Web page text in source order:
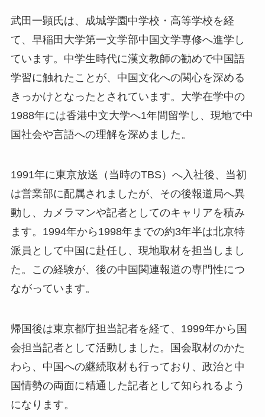
武田一顕氏は、成城学園中学校・高等学校を経
て、早稲田大学第一文学部中国文学専修へ進学し
ています。中学生時代に漢文教師の勧めで中国語
学習に触れたことが、中国文化への関心を深める
きっかけとなったとされています。大学在学中の
1988年には香港中文大学へ1年間留学し、現地で中
国社会や言語への理解を深めました。
1991年に東京放送（当時のTBS）へ入社後、当初
は営業部に配属されましたが、その後報道局へ異
動し、カメラマンや記者としてのキャリアを積み
ます。1994年から1998年までの約3年半は北京特
派員として中国に赴任し、現地取材を担当しまし
た。この経験が、後の中国関連報道の専門性につ
ながっています。
帰国後は東京都庁担当記者を経て、1999年から国
会担当記者として活動しました。国会取材のかた
わら、中国への継続取材も行っており、政治と中
国情勢の両面に精通した記者として知られるよう
になります。